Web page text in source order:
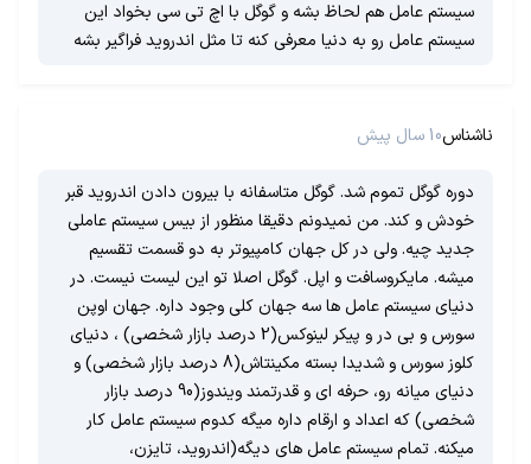
سیستم عامل هم لحاظ بشه و گوگل با اچ تی سی بخواد این
سیستم عامل رو به دنیا معرفی کنه تا مثل اندروید فراگیر بشه
ناشناس10 سال پیش
دوره گوگل تموم شد. گوگل متاسفانه با بیرون دادن اندروید قبر
خودش و کند. من نمیدونم دقیقا منظور از بیس سیستم عاملی
جدید چیه. ولی در کل جهان کامپیوتر به دو قسمت تقسیم
میشه. مایکروسافت و اپل. گوگل اصلا تو این لیست نیست. در
دنیای سیستم عامل ها سه جهان کلی وجود داره. جهان اوپن
سورس و بی در و پیکر لینوکس(2 درصد بازار شخصی) ، دنیای
کلوز سورس و شدیدا بسته مکینتاش(8 درصد بازار شخصی) و
دنیای میانه رو، حرفه ای و قدرتمند ویندوز(90 درصد بازار
شخصی) که اعداد و ارقام داره میگه کدوم سیستم عامل کار
میکنه. تمام سیستم عامل های دیگه(اندروید، تایزن،